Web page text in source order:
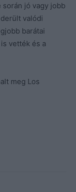
jó vagy jobb
valódi
barátai
vették és a
meg Los